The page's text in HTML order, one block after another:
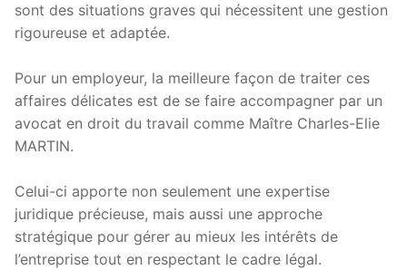
sont des situations graves qui nécessitent une gestion
rigoureuse et adaptée.
Pour un employeur, la meilleure façon de traiter ces
affaires délicates est de se faire accompagner par un
avocat en droit du travail comme Maître Charles-Elie
MARTIN.
Celui-ci apporte non seulement une expertise
juridique précieuse, mais aussi une approche
stratégique pour gérer au mieux les intérêts de
l’entreprise tout en respectant le cadre légal.